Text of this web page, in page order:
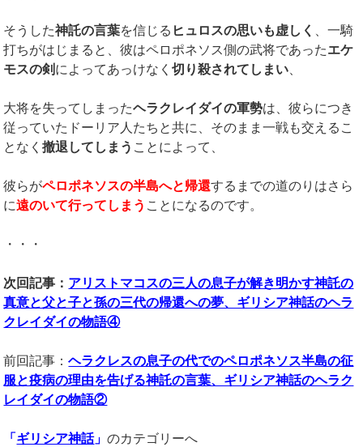
そうした神託の言葉を信じる ヒュロスの思いも虚しく 、一騎
打ちがはじまると、彼はペロポネソス側の武将であったエケ
モスの剣 によってあっけなく切り殺されてしまい、
大将を失ってしまったヘラクレイダイの軍勢は、彼らにつき
従っていたドーリア人たちと共に、そのまま一戦も交えるこ
となく撤退してしまう ことによって、
彼らがペロポネソスの半島へと帰還するまでの道のりはさら
に遠のいて行ってしまう ことになるのです。
・・・
次回記事： アリストマコスの三人の息子が解き明かす神託の
真意と父と子と孫の三代の帰還への夢、ギリシア神話のヘラ
クレイダイの物語④
前回記事：ヘラクレスの息子の代でのペロポネソス半島の征
服と疫病の理由を告げる神託の言葉、ギリシア神話のヘラク
レイダイの物語②
「 ギリシア神話」のカテゴリーへ